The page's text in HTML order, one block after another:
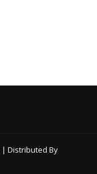
| Distributed By